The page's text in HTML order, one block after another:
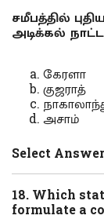
சமீபத்தில்
அடிக்கல்
கேரளா
குஜராத்
அசாம்
Select
18. Which
formulate a